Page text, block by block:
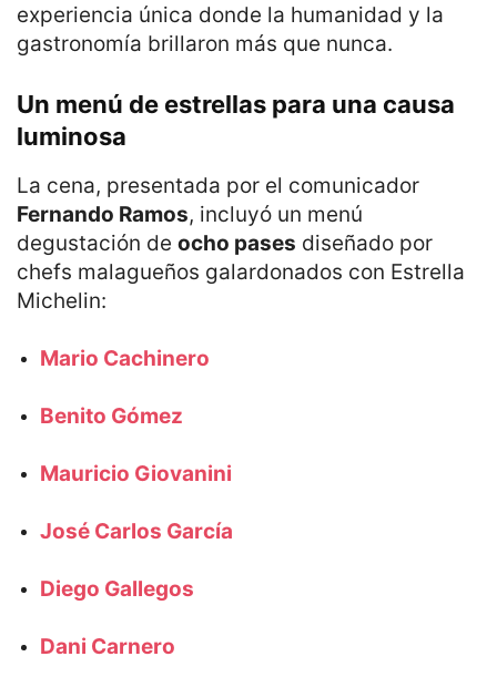
experiencia única donde la humanidad y la
gastronomía brillaron más que nunca.
Un menú de estrellas para una causa
luminosa
La cena, presentada por el comunicador
Fernando Ramos, incluyó un menú
degustación de ocho pases diseñado por
chefs malagueños galardonados con Estrella
Michelin:
Mario Cachinero
Benito Gómez
Mauricio Giovanini
José Carlos García
Diego Gallegos
Dani Carnero